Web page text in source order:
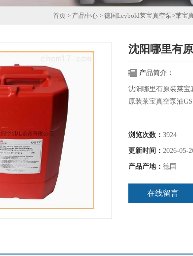
首页 > 产品中心 > 德国Leybold莱宝真空泵>莱宝
沈阳哪里有
产品简介：
沈阳哪里有原装莱宝
原装莱宝真空泵油
换油周期长，高热稳
质谱分析
抽除空气，惰性气体
莱宝单级旋片真空泵
浏览次数： 3924
更新时间： 2026-05-
产品产地： 德国
在线留言